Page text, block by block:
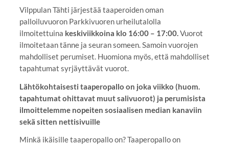
Vilppulan Tähti järjestää taaperoiden oman
palloiluvuoron Parkkivuoren urheilutalolla
ilmoitettuina keskiviikkoina klo 16:00 – 17:00.Vuorot
ilmoitetaan tänne ja seuran someen. Samoin vuorojen
mahdolliset perumiset. Huomiona myös, että mahdolliset
tapahtumat syrjäyttävät vuorot.
Lähtökohtaisesti taaperopallo on joka viikko (huom.
tapahtumat ohittavat muut salivuorot) ja perumisista
ilmoittelemme nopeiten sosiaalisen median kanaviin
sekä sitten nettisivuille
Minkä ikäisille taaperopallo on? Taaperopallo on